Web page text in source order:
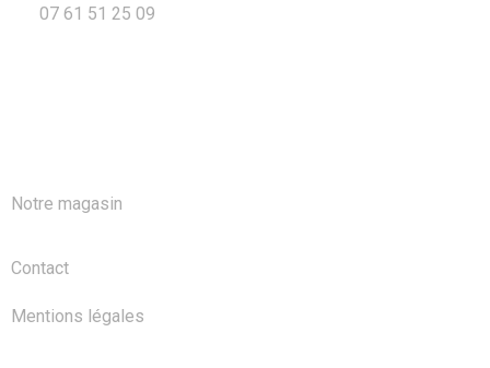
07 61 51 25 09
Notre magasin
Contact
Mentions légales